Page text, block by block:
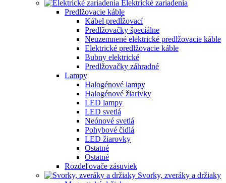
Elektrické zariadenia
Predlžovacie káble
Kábel predĺžovací
Predlžovačky špeciálne
Neuzemnené elektrické predlžovacie káble
Elektrické predlžovacie káble
Bubny elektrické
Predlžovačky záhradné
Lampy
Halogénové lampy
Halogénové žiarivky
LED lampy
LED svetlá
Neónové svetlá
Pohybové čidlá
LED žiarovky
Ostatné
Ostatné
Rozdeľovače zásuviek
Svorky, zveráky a držiaky